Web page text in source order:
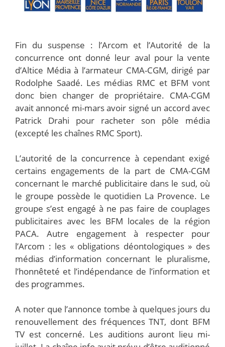
Fin du suspense : l’Arcom et l’Autorité de la
concurrence ont donné leur aval pour la vente
d’Altice Média à l’armateur CMA-CGM, dirigé par
Rodolphe Saadé. Les médias RMC et BFM vont
donc bien changer de propriétaire. CMA-CGM
avait annoncé mi-mars avoir signé un accord avec
Patrick Drahi pour racheter son pôle média
(excepté les chaînes RMC Sport).
L’autorité de la concurrence à cependant exigé
certains engagements de la part de CMA-CGM
concernant le marché publicitaire dans le sud, où
le groupe possède le quotidien La Provence. Le
groupe s’est engagé à ne pas faire de couplages
publicitaires avec les BFM locales de la région
PACA. Autre engagement à respecter pour
l’Arcom : les « obligations déontologiques » des
médias d’information concernant le pluralisme,
l’honnêteté et l’indépendance de l’information et
des programmes.
A noter que l’annonce tombe à quelques jours du
renouvellement des fréquences TNT, dont BFM
TV est concerné. Les auditions auront lieu mi-